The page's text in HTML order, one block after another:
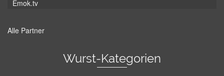
Emok.tv
Alle Partner
Wurst-Kategorien